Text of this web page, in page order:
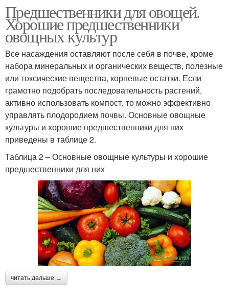
Предшественники для овощей.
Хорошие предшественники
овощных культур
Все насаждения оставляют после себя в почве, кроме
набора минеральных и органических веществ, полезные
или токсические вещества, корневые остатки. Если
грамотно подобрать последовательность растений,
активно использовать компост, то можно эффективно
управлять плодородием почвы. Основные овощные
культуры и хорошие предшественники для них
приведены в таблице 2.
Таблица 2 – Основные овощные культуры и хорошие
предшественники для них
читать дальше →